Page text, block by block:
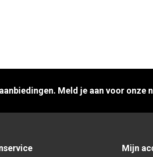
Meld je aan voor onze
Mijn